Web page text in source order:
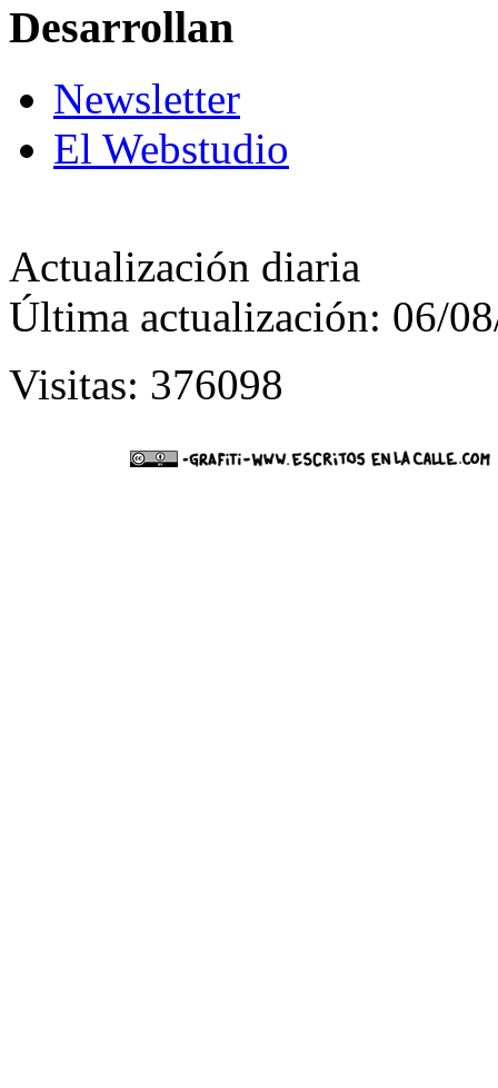
Desarrollan
Newsletter
El Webstudio
Actualización diaria
Última actualización: 06/
Visitas: 376098